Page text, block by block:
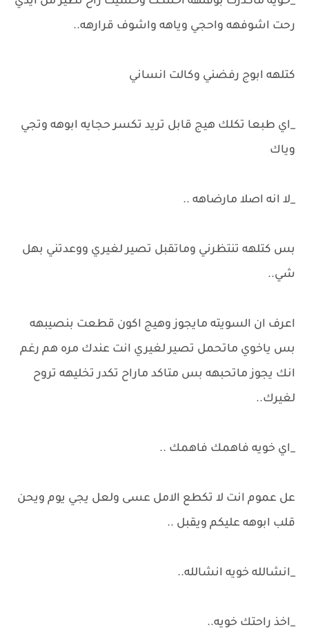
رحت اشوفهه واحجي وياهه واشوف قرارهه..
كتلهه ابوج رفضني وكالت انساني
_اي طبعا تكلك هيج قابل تريد تكسر حجايه ابوهه وتجي
وياك
_لا انه اصلا مارضاهه ..
بس كتلهه تنتظرني وماتقبل تصير لغيري ووعدتني بهل
شي..
اعرف ان السويته مايجوز وهيج اكون قطعت بنصيبهه
بس ياخوي ماتحمل تصير لغيري انت عندك مره هم رغم
انك يجوز ماتحبهه بس متاكد ماراح تكدر تخليهه تروح
لغيرك..
_اي خويه فاهمك فاهمك ..
عل عموم انت لا تكطع الامل عسى ولعل يجي يوم ويحن
قلب ابوهه عليكم ويقبل ..
_انشالله خويه انشالله..
_اخذ راحتك خويه..